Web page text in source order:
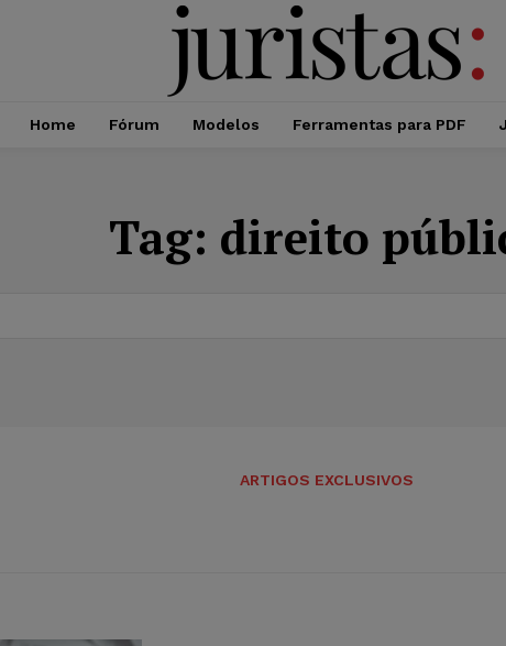
Home Fórum Modelos Ferramentas para PDF
Tag: direito
ARTIGOS EXCLUSIVOS